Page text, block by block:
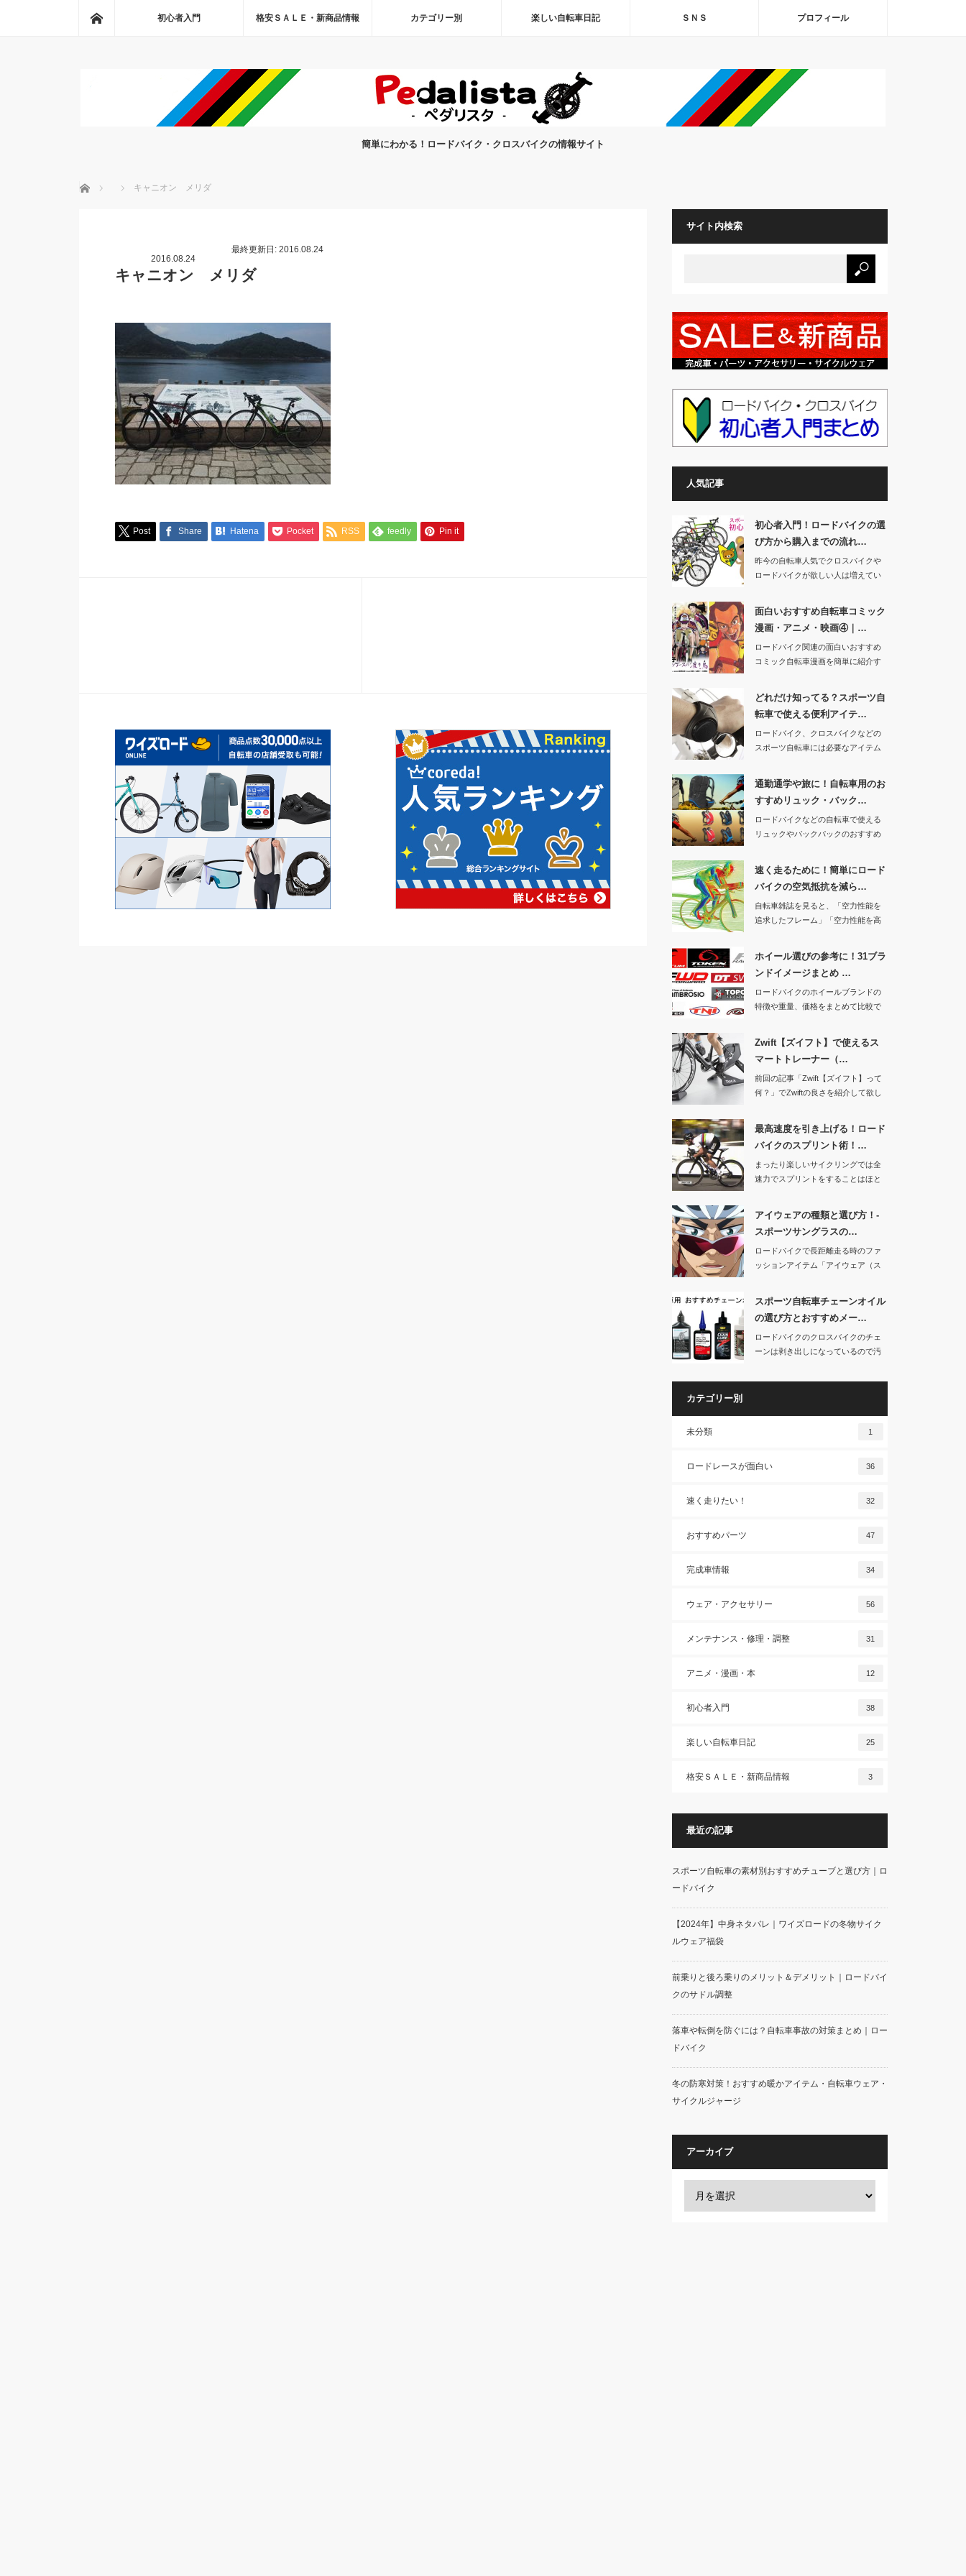
初心者入門 格安ＳＡＬＥ・新商品情報 カテゴリー別 楽しい自転車日記 ＳＮＳ プロフィール
簡単にわかる！ロードバイク・クロスバイクの情報サイト
ホーム キャニオン メリダ
2016.08.24
最終更新日: 2016.08.24
キャニオン メリダ
Post Share Hatena Pocket RSS feedly Pin it
サイト内検索
人気記事
初心者入門！ロードバイクの選
び方から購入までの流れ…
昨今の自転車人気でクロスバイクや
ロードバイクが欲しい人は増えてい
面白いおすすめ自転車コミック
漫画・アニメ・映画④｜…
ロードバイク関連の面白いおすすめ
コミック自転車漫画を簡単に紹介す
どれだけ知ってる？スポーツ自
転車で使える便利アイテ…
ロードバイク、クロスバイクなどの
スポーツ自転車には必要なアイテム
通勤通学や旅に！自転車用のお
すすめリュック・バック…
ロードバイクなどの自転車で使える
リュックやバックパックのおすすめ
速く走るために！簡単にロード
バイクの空気抵抗を減ら…
自転車雑誌を見ると、「空力性能を
追求したフレーム」「空力性能を高
ホイール選びの参考に！31ブラ
ンドイメージまとめ …
ロードバイクのホイールブランドの
特徴や重量、価格をまとめて比較で
Zwift【ズイフト】で使えるス
マートトレーナー（…
前回の記事「Zwift【ズイフト】って
何？」でZwiftの良さを紹介して欲し
最高速度を引き上げる！ロード
バイクのスプリント術！…
まったり楽しいサイクリングでは全
速力でスプリントをすることはほと
アイウェアの種類と選び方！-
スポーツサングラスの…
ロードバイクで長距離走る時のファ
ッションアイテム「アイウェア（ス
スポーツ自転車チェーンオイル
の選び方とおすすめメー…
ロードバイクのクロスバイクのチェ
ーンは剥き出しになっているので汚
カテゴリー別
未分類 1
ロードレースが面白い 36
速く走りたい！ 32
おすすめパーツ 47
完成車情報 34
ウェア・アクセサリー 56
メンテナンス・修理・調整 31
アニメ・漫画・本 12
初心者入門 38
楽しい自転車日記 25
格安ＳＡＬＥ・新商品情報 3
最近の記事
スポーツ自転車の素材別おすすめチューブと選び方｜ロ
ードバイク
【2024年】中身ネタバレ｜ワイズロードの冬物サイク
ルウェア福袋
前乗りと後ろ乗りのメリット＆デメリット｜ロードバイ
クのサドル調整
落車や転倒を防ぐには？自転車事故の対策まとめ｜ロー
ドバイク
冬の防寒対策！おすすめ暖かアイテム・自転車ウェア・
サイクルジャージ
アーカイブ